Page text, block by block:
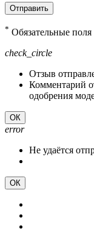
Отправить
* Обязательные поля
check_circle
Отзыв
Комментарий
одобрения
ОК
error
Не удаётся
ОК